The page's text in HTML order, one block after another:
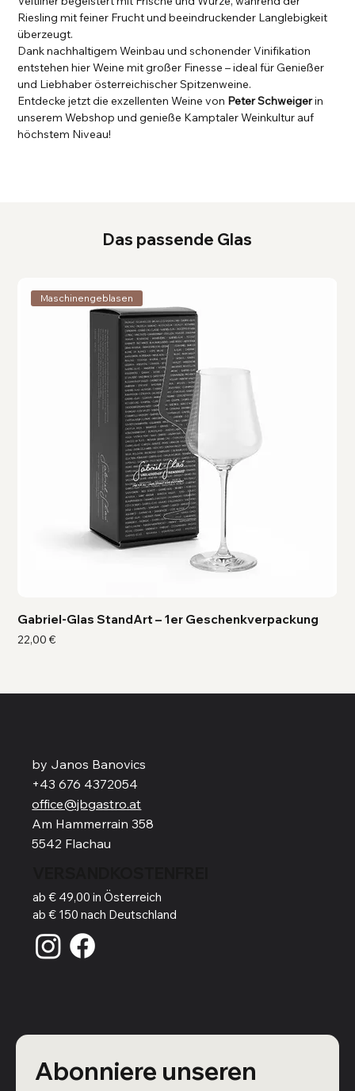
Das passende Glas
Maschinengeblasen
Gabriel-Glas StandArt – 1er Geschenkverpackung
Preis
22,00 €
Riesling mit feiner Frucht und beeindruckender Langlebigkeit
überzeugt.
Dank nachhaltigem Weinbau und schonender Vinifikation
entstehen hier Weine mit großer Finesse – ideal für Genießer
und Liebhaber österreichischer Spitzenweine.
Entdecke jetzt die exzellenten Weine von Peter Schweigerin
unserem Webshop und genieße Kamptaler Weinkultur auf
höchstem Niveau!
by Janos Banovics
+43 676 4372054
office@jbgastro.at
Am Hammerrain 358
5542 Flachau
ab € 49,00 in Österreich
ab € 150 nach Deutschland
Abonniere unseren